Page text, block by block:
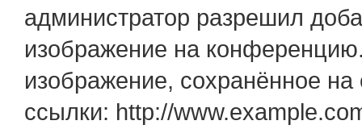
администратор разрешил
изображение на
изображение, сохранённое
ссылки: http://